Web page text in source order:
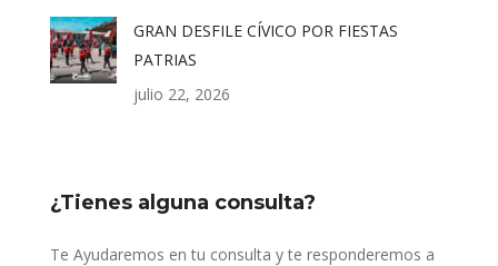
GRAN DESFILE CÍVICO POR FIESTAS
PATRIAS
julio 22, 2026
¿Tienes alguna consulta?
Te Ayudaremos en tu consulta y te responderemos a